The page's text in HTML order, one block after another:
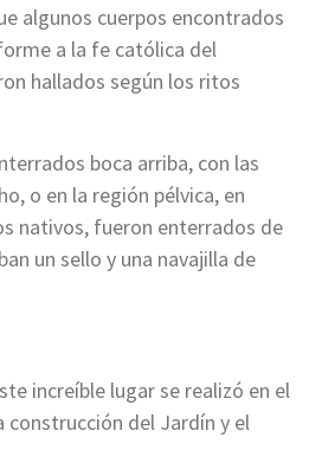
algunos cuerpos encontrados
a la fe católica del
hallados según los ritos
boca arriba, con las
o en la región pélvica, en
nativos, fueron enterrados de
un sello y una navajilla de
increíble lugar se realizó en el
construcción del Jardín y el